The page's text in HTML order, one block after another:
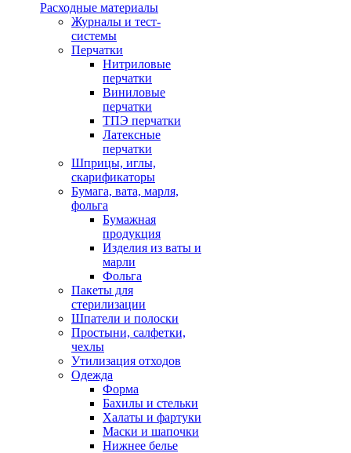
Расходные материалы
Журналы и тест-
системы
Перчатки
Нитриловые
перчатки
Виниловые
перчатки
ТПЭ перчатки
Латексные
перчатки
Шприцы, иглы,
скарификаторы
Бумага, вата, марля,
фольга
Бумажная
продукция
Изделия из ваты и
марли
Фольга
Пакеты для
стерилизации
Шпатели и полоски
Простыни, салфетки,
чехлы
Утилизация отходов
Одежда
Форма
Бахилы и стельки
Халаты и фартуки
Маски и шапочки
Нижнее белье